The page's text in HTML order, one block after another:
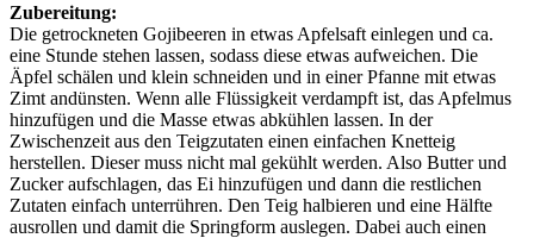
Zubereitung:
Die getrockneten Gojibeeren in etwas Apfelsaft einlegen und ca.
eine Stunde stehen lassen, sodass diese etwas aufweichen. Die
Äpfel schälen und klein schneiden und in einer Pfanne mit etwas
Zimt andünsten. Wenn alle Flüssigkeit verdampft ist, das Apfelmus
hinzufügen und die Masse etwas abkühlen lassen. In der
Zwischenzeit aus den Teigzutaten einen einfachen Knetteig
herstellen. Dieser muss nicht mal gekühlt werden. Also Butter und
Zucker aufschlagen, das Ei hinzufügen und dann die restlichen
Zutaten einfach unterrühren. Den Teig halbieren und eine Hälfte
ausrollen und damit die Springform auslegen. Dabei auch einen